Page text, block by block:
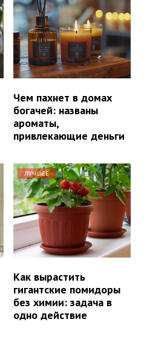
Чем пахнет в домах
богачей: названы
ароматы,
привлекающие деньги
ЛУЧШЕЕ
Как вырастить
гигантские помидоры
без химии: задача в
одно действие